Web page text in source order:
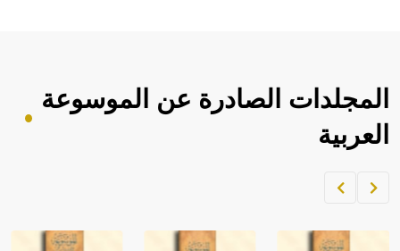
المجلدات الصادرة عن الموسوعة
العربية